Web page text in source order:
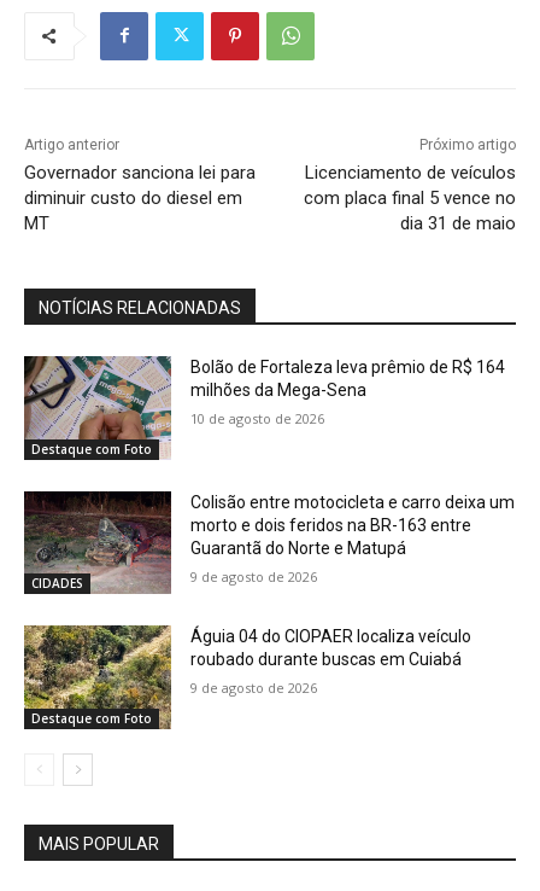
Artigo anterior
Governador sanciona lei para
diminuir custo do diesel em
MT
Próximo artigo
Licenciamento de veículos
com placa final 5 vence no
dia 31 de maio
NOTÍCIAS RELACIONADAS
Destaque com Foto
Bolão de Fortaleza leva prêmio de R$ 164
milhões da Mega-Sena
10 de agosto de 2026
CIDADES
Colisão entre motocicleta e carro deixa um
morto e dois feridos na BR-163 entre
Guarantã do Norte e Matupá
9 de agosto de 2026
Destaque com Foto
Águia 04 do CIOPAER localiza veículo
roubado durante buscas em Cuiabá
9 de agosto de 2026
MAIS POPULAR